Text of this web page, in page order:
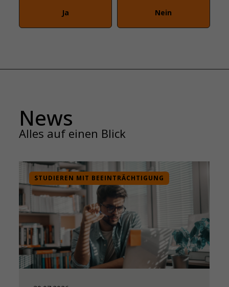
Ja Nein
News
Alles auf einen Blick
STUDIEREN MIT BEEINTRÄCHTIGUNG